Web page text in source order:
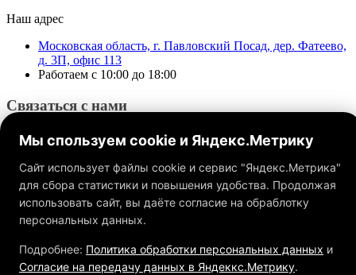
Наш адрес
Московская область, г. Павловский Посад, дер. Фатеево,
д. 3П, офис 113
Работаем с 10:00 до 18:00
Связаться с нами
Обращаем ваше внимание на то, что данный интернет-сайт, а
также вся информация о товарах и ценах, предоставленная на
при каких условиях не является публичной офертой,
определяемой положениями Статьи 437 ГК РФ.
Мы спользуем cookie и Яндекс.Метрику
Сайт использует файлы cookie и сервис "Яндекс.Метрика"
для сбора статистики и повышения удобства. Продолжая
использовать сайт, вы даёте согласие на обраблотку
персональных данных.
Подробнее: Политика обработки персональных данных и
Согласие на передачу данных в Яндеккс.Метрику.